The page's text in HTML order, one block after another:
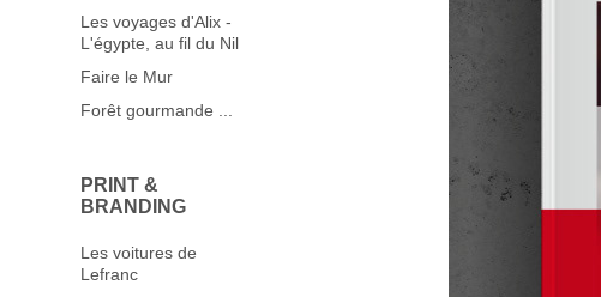
Les voyages d'Alix -
L'égypte, au fil du Nil
Faire le Mur
Forêt gourmande ...
PRINT &
BRANDING
Les voitures de
Lefranc